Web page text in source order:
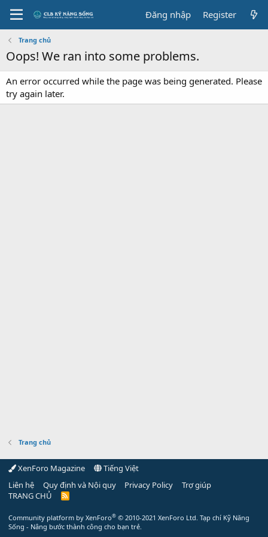
Đăng nhập Register
Trang chủ
Oops! We ran into some problems.
An error occurred while the page was being generated. Please
try again later.
Trang chủ
XenForo Magazine
Tiếng Việt
Liên hệ
Quy định và Nội quy Privacy Policy
Trợ giúp
TRANG CHỦ
R
Community platform by XenForo® © 2010-2021 XenForo Ltd. Tạp chí Kỹ Năng
Sống - Nâng bước thành công cho bạn trẻ.